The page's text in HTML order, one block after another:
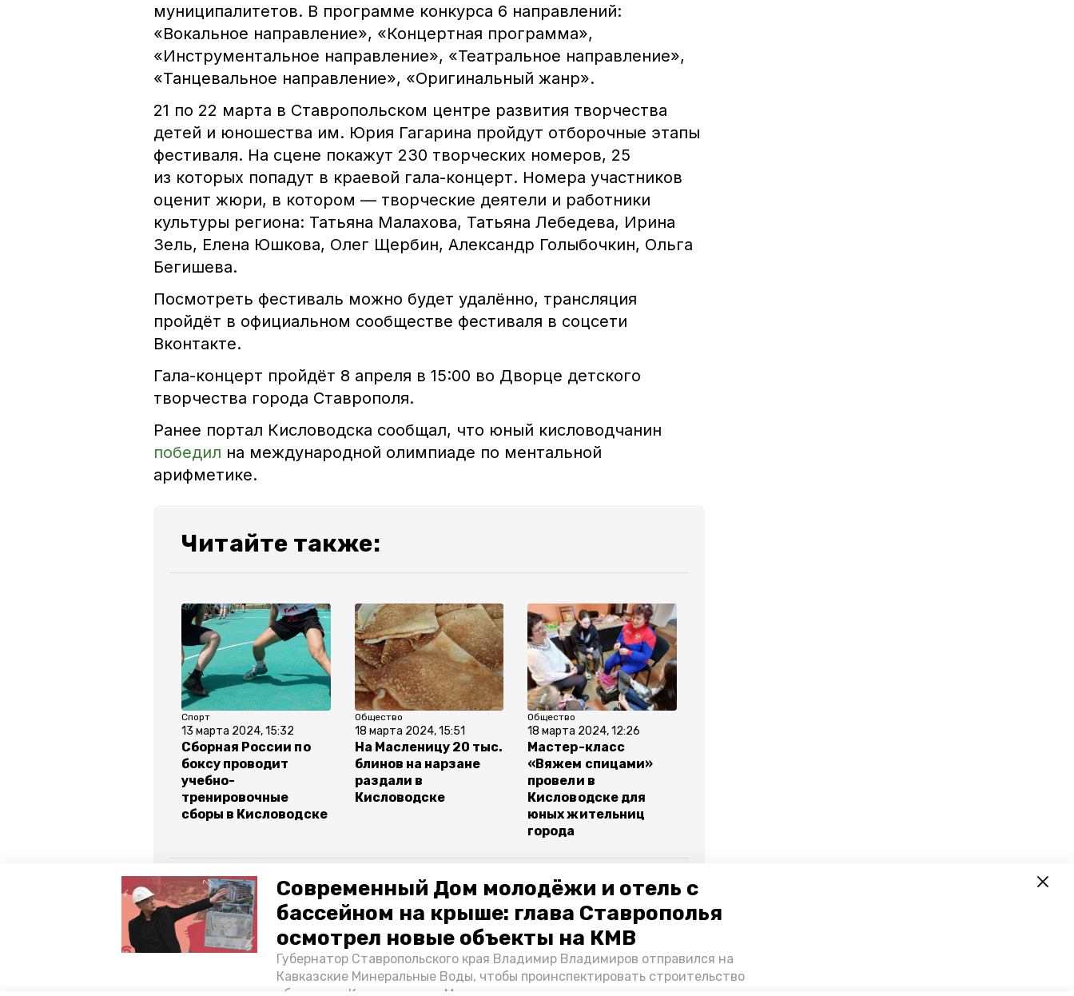
Современный Дом молодёжи и отель с
бассейном на крыше: глава Ставрополья
осмотрел новые объекты на КМВ
Губернатор Ставропольского края Владимир Владимиров отправился на
Кавказские Минеральные Воды, чтобы проинспектировать строительство
муниципалитетов. В программе конкурса 6 направлений:
«Вокальное направление», «Концертная программа»,
«Инструментальное направление», «Театральное направление»,
«Танцевальное направление», «Оригинальный жанр».
21 по 22 марта в Ставропольском центре развития творчества
детей и юношества им. Юрия Гагарина пройдут отборочные этапы
фестиваля. На сцене покажут 230 творческих номеров, 25
из которых попадут в краевой гала-концерт. Номера участников
оценит жюри, в котором — творческие деятели и работники
культуры региона: Татьяна Малахова, Татьяна Лебедева, Ирина
Зель, Елена Юшкова, Олег Щербин, Александр Голыбочкин, Ольга
Бегишева.
Посмотреть фестиваль можно будет удалённо, трансляция
пройдёт в официальном сообществе фестиваля в соцсети
Вконтакте.
Гала-концерт пройдёт 8 апреля в 15:00 во Дворце детского
творчества города Ставрополя.
Ранее портал Кисловодска сообщал, что юный кисловодчанин
победил на международной олимпиаде по ментальной
арифметике.
Читайте также:
Спорт
13 марта 2024, 15:32
Сборная России по
боксу проводит
учебно-
тренировочные
сборы в Кисловодске
Общество
18 марта 2024, 15:51
На Масленицу 20 тыс.
блинов на нарзане
раздали в
Кисловодске
Общество
18 марта 2024, 12:26
Мастер-класс
«Вяжем спицами»
провели в
Кисловодске для
юных жительниц
города
Все новости
ставропольский край школьная весна конкурс
фестиваль школьная весна